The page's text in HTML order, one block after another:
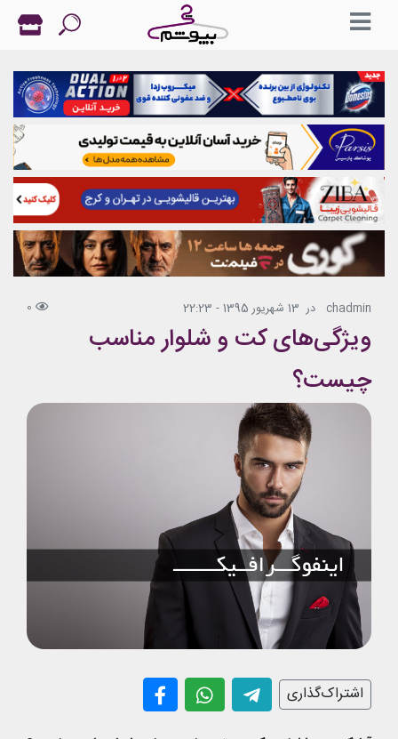
chadmin در 13 شهریور 1395 - 22:23 0
ویژگی‌های کت و شلوار مناسب
چیست؟
اشتراک‌گذاری